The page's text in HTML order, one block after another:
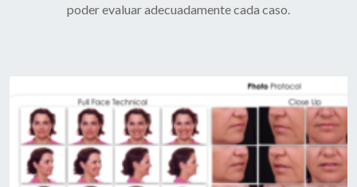
poder evaluar adecuadamente cada caso.